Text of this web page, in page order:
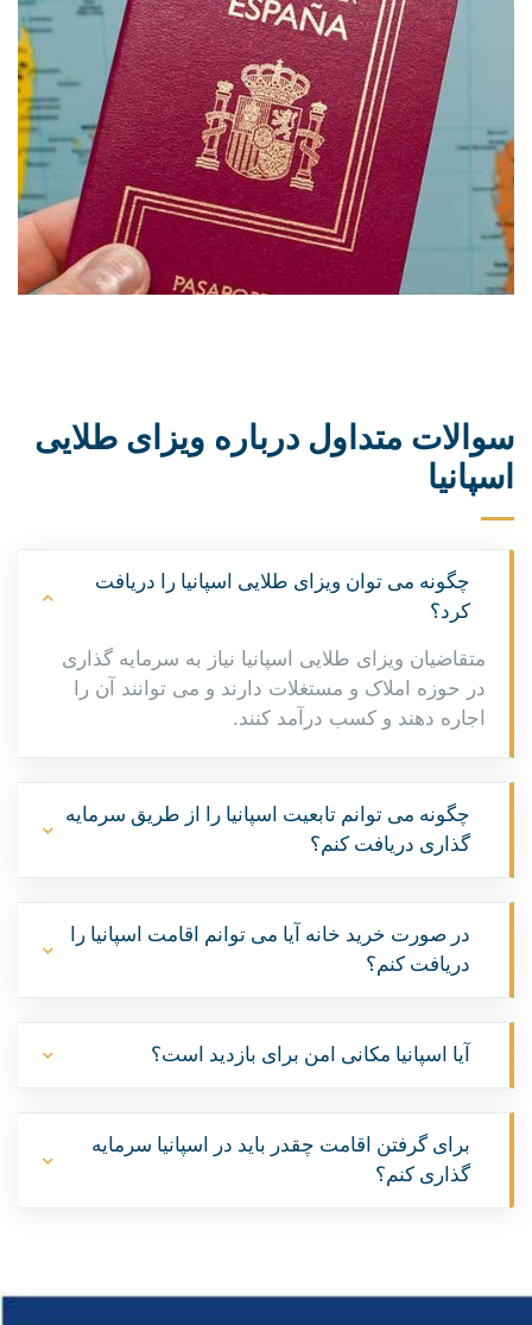
سوالات متداول درباره ویزای طلایی
اسپانیا
چگونه می توان ویزای طلایی اسپانیا را دریافت
کرد؟
متقاضیان ویزای طلایی اسپانیا نیاز به سرمایه گذاری
در حوزه املاک و مستغلات دارند و می توانند آن را
اجاره دهند و کسب درآمد کنند.
چگونه می توانم تابعیت اسپانیا را از طریق سرمایه
گذاری دریافت کنم؟
در صورت خرید خانه آیا می توانم اقامت اسپانیا را
دریافت کنم؟
آیا اسپانیا مکانی امن برای بازدید است؟
برای گرفتن اقامت چقدر باید در اسپانیا سرمایه
گذاری کنم؟